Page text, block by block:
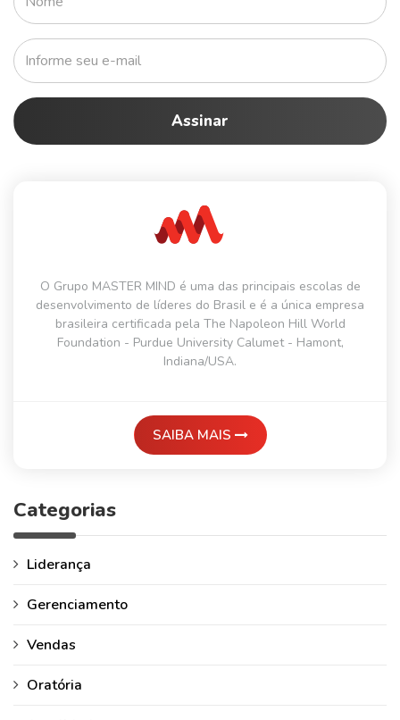
Assinar
O Grupo MASTER MIND é uma das principais escolas de
desenvolvimento de líderes do Brasil e é a única empresa
brasileira certificada pela The Napoleon Hill World
Foundation - Purdue University Calumet - Hamont,
Indiana/USA.
SAIBA MAIS
Categorias
Liderança
Gerenciamento
Vendas
Oratória